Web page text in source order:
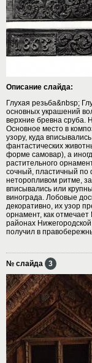
Описание слайда:
Глухая резьба&nbsp;
основных украшений
верхние бревна сруба.
Основное место в
узору, куда
фантастических
форме самовар), а
растительного
сочный, пластичный по
неторопливом ритме,
вписывались или
винограда. Лобовые
декоративно, их узор
орнамент, как
районах
получил в
№ слайда 3